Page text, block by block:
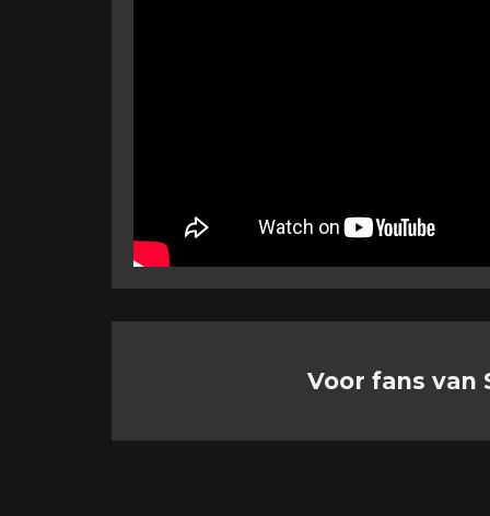
Voor fans van